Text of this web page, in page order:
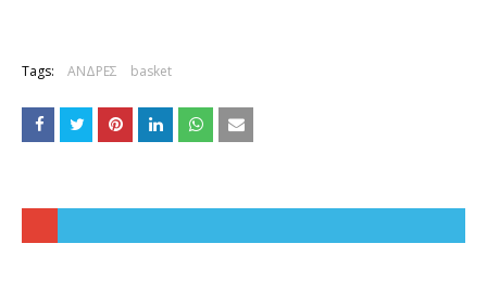
Tags: ΑΝΔΡΕΣ basket